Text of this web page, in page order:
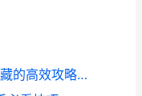
逆水寒点卡杭州怎么玩_老玩家私藏的高效攻略全解析